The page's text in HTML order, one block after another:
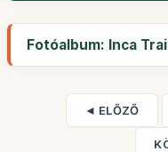
Fotóalbum: Inca
◄ ELŐZŐ